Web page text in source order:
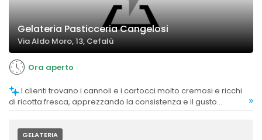
Gelateria Pasticceria Cangelosi
Via Aldo Moro, 13, Cefalù
Ora aperto
di ricotta fresca, apprezzando la consistenza e il gusto
»
GELATERIA